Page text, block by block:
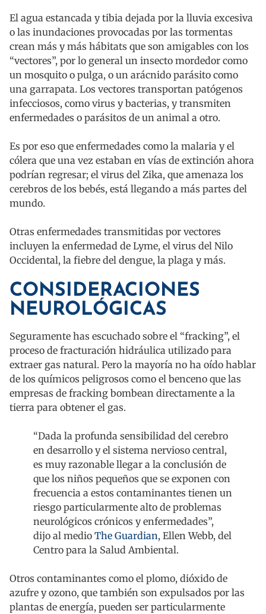
El agua estancada y tibia dejada por la lluvia excesiva
o las inundaciones provocadas por las tormentas
crean más y más hábitats que son amigables con los
“vectores”, por lo general un insecto mordedor como
un mosquito o pulga, o un arácnido parásito como
una garrapata. Los vectores transportan patógenos
infecciosos, como virus y bacterias, y transmiten
enfermedades o parásitos de un animal a otro.
Es por eso que enfermedades como la malaria y el
cólera que una vez estaban en vías de extinción ahora
podrían regresar; el virus del Zika, que amenaza los
cerebros de los bebés, está llegando a más partes del
mundo.
Otras enfermedades transmitidas por vectores
incluyen la enfermedad de Lyme, el virus del Nilo
Occidental, la fiebre del dengue, la plaga y más.
CONSIDERACIONES
NEUROLÓGICAS
Seguramente has escuchado sobre el “fracking”, el
proceso de fracturación hidráulica utilizado para
extraer gas natural. Pero la mayoría no ha oído hablar
de los químicos peligrosos como el benceno que las
empresas de fracking bombean directamente a la
tierra para obtener el gas.
“Dada la profunda sensibilidad del cerebro
en desarrollo y el sistema nervioso central,
es muy razonable llegar a la conclusión de
que los niños pequeños que se exponen con
frecuencia a estos contaminantes tienen un
riesgo particularmente alto de problemas
neurológicos crónicos y enfermedades”,
dijo al medio The Guardian, Ellen Webb, del
Centro para la Salud Ambiental.
Otros contaminantes como el plomo, dióxido de
azufre y ozono, que también son expulsados por las
plantas de energía, pueden ser particularmente